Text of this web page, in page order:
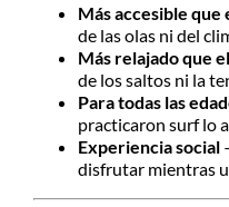
Más accesible que
de las olas ni del
Más relajado que
de los saltos ni la
Para todas las
practicaron surf lo
Experiencia social
disfrutar mientras